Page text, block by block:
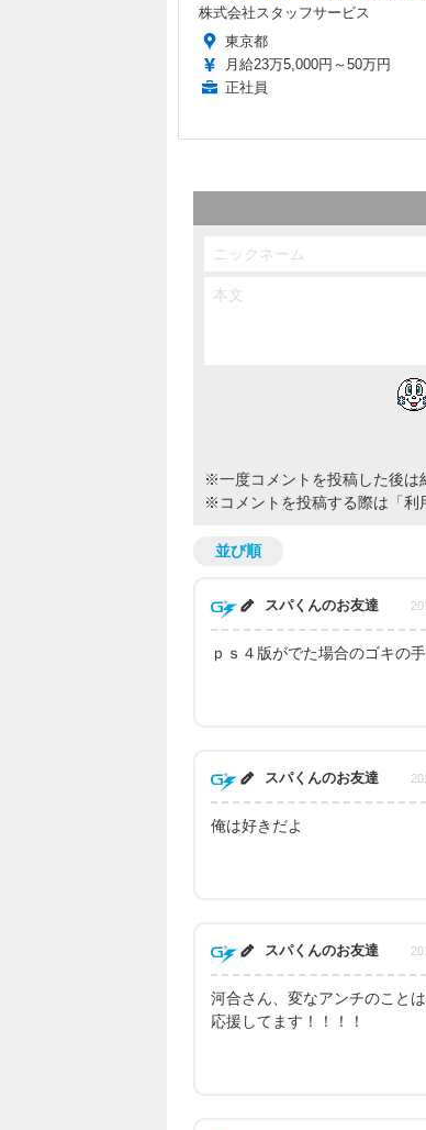
株式会社スタッフサービス
東京都
月給23万5,000円～50万円
正社員
※一度コメントを投稿した後は
※コメントを投稿する際は 「利
並び順
スパくんのお友達
ｐｓ４版がでた場合のゴキの
スパくんのお友達
俺は好きだよ
スパくんのお友達
河合さん、変なアンチのこと
応援してます！！！！